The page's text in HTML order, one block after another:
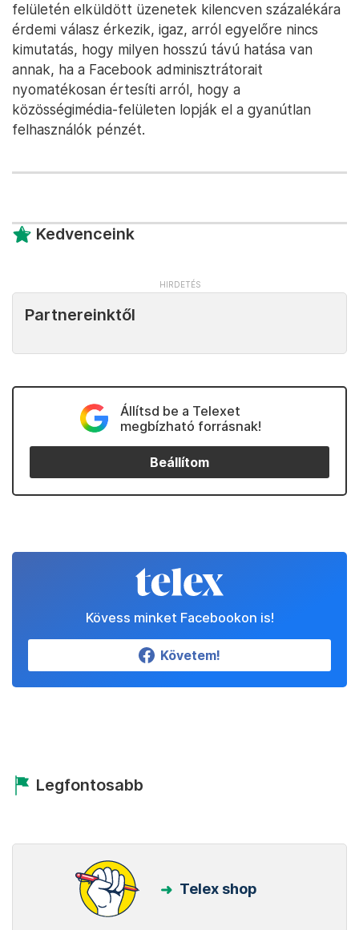
felületén elküldött üzenetek kilencven százalékára
érdemi válasz érkezik, igaz, arról egyelőre nincs
kimutatás, hogy milyen hosszú távú hatása van
annak, ha a Facebook adminisztrátorait
nyomatékosan értesíti arról, hogy a
közösségimédia-felületen lopják el a gyanútlan
felhasználók pénzét.
Kedvenceink
Partnereinktől
Állítsd be a Telexet
megbízható forrásnak!
Beállítom
Kövess minket Facebookon is!
Követem!
Legfontosabb
Telex shop